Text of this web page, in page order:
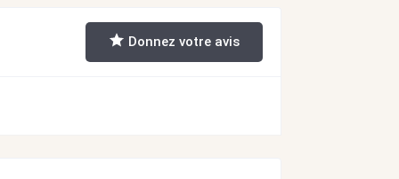
Donnez votre avis